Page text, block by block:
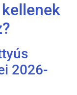
2026-